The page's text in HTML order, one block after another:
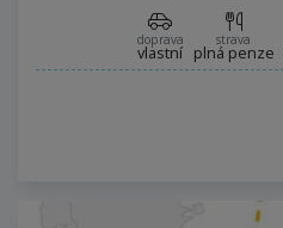
doprava
vlastní
strava
plná penze